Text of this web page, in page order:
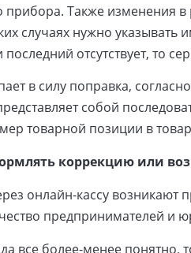
прибора. Также изменения
случаях нужно
отсутствует, то
в силу поправка,
собой
товарной позиции в
коррекцию или
онлайн-кассу
предпринимателей и
все более-менее